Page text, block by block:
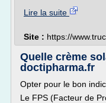
Lire la suite
Site : https://
Quelle crème
doctipharma.fr
Opter pour le bon
Le FPS (Facteur de